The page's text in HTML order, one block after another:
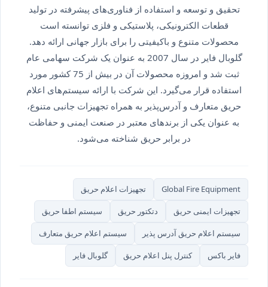
تحقیق و توسعه و استفاده از فناوری‌های پیشرفته در تولید
قطعات الکترونیکی، پلاستیکی و فلزی توانسته است
محصولات متنوع و باکیفیتی را برای بازار جهانی ارائه دهد.
گلوبال فایر در سال 2007 به عنوان یک شرکت سهامی عام
ثبت شد و امروزه محصولات آن در بیش از 75 کشور مورد
استفاده قرار می‌گیرد. این شرکت با ارائه سیستم‌های اعلام
حریق متعارف و آدرس‌پذیر به همراه تجهیزات جانبی متنوع،
به عنوان یکی از برندهای معتبر در صنعت ایمنی و حفاظت
در برابر حریق شناخته می‌شود.
Global Fire Equipment تجهیزات اعلام حریق
تجهیزات ایمنی حریق دتکتور حریق سیستم اطفا حریق
سیستم اعلام حریق آدرس پذیر سیستم اعلام حریق متعارف
فایر باکس کنترل پنل اعلام حریق گلوبال فایر